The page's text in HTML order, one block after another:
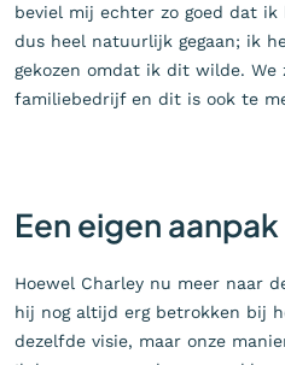
beviel mij echter zo goed dat
dus heel natuurlijk gegaan; ik
gekozen omdat ik dit wilde. We
familiebedrijf en dit is ook te
Een eigen aanpak
Hoewel Charley nu meer naar
hij nog altijd erg betrokken bij
dezelfde visie, maar onze